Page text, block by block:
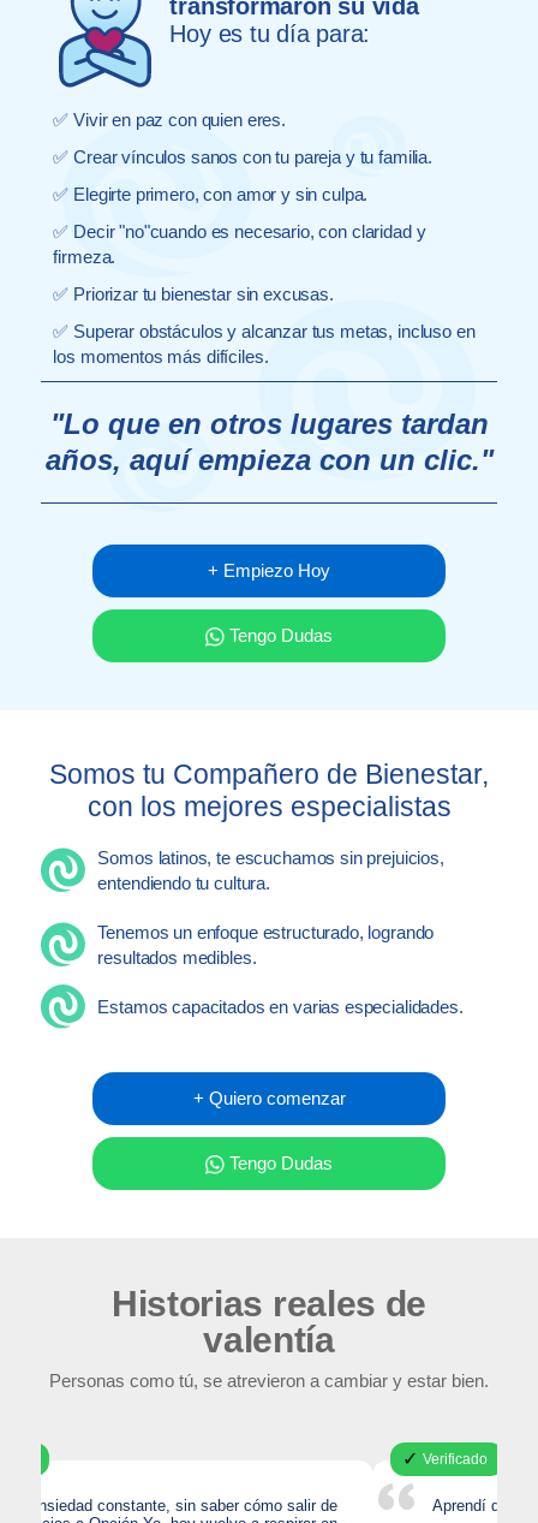
transformaron su vida
Hoy es tu día para:
✅ Vivir en paz con quien eres.
✅ Crear vínculos sanos con tu pareja y tu familia.
✅ Elegirte primero, con amor y sin culpa.
✅ Decir "no"cuando es necesario, con claridad y
firmeza.
✅ Priorizar tu bienestar sin excusas.
✅ Superar obstáculos y alcanzar tus metas, incluso en
los momentos más difíciles.
"Lo que en otros lugares tardan
años, aquí empieza con un clic."
+ Empiezo Hoy
Tengo Dudas
Somos tu Compañero de Bienestar,
con los mejores especialistas
Somos latinos, te escuchamos sin prejuicios,
entendiendo tu cultura.
Tenemos un enfoque estructurado, logrando
resultados medibles.
Estamos capacitados en varias especialidades.
+ Quiero comenzar
Tengo Dudas
Historias reales de
valentía
Personas como tú, se atrevieron a cambiar y estar bien.
Aprendí que poner límites no me hace egoísta, sino